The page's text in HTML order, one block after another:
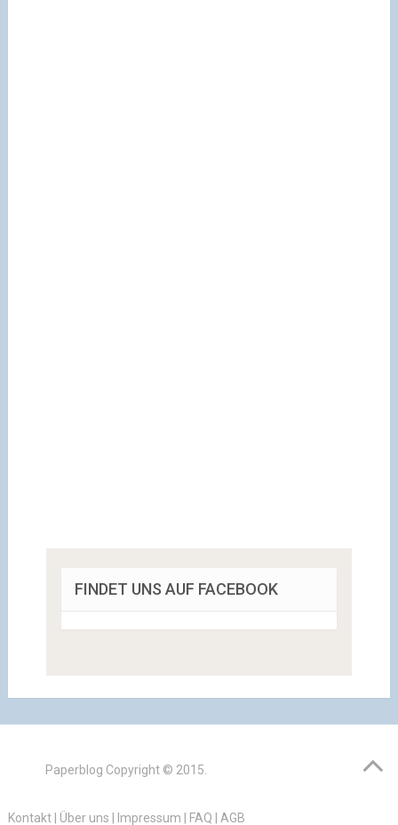
FINDET UNS AUF FACEBOOK
Paperblog Copyright © 2015.
Kontakt| Über uns Impressum FAQ AGB